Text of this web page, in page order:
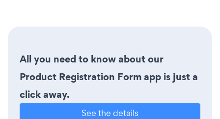
All you need to know about our
Product Registration Form app is just a
click away.
See the details